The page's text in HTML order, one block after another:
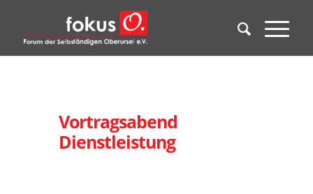
Vortragsabend
Dienstleistung